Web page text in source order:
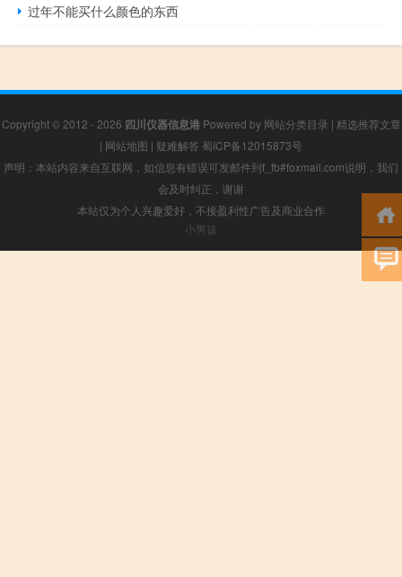
过年不能买什么颜色的东西
Copyright © 2012 - 2026 四川仪器信息港Powered by 网站分类目录 | 精选推荐文章
| 网站地图 | 疑难解答 蜀ICP备12015873号
声明：本站内容来自互联网，如信息有错误可发邮件到f_fb#foxmail.com说明，我们
会及时纠正，谢谢
本站仅为个人兴趣爱好，不接盈利性广告及商业合作
小男孩